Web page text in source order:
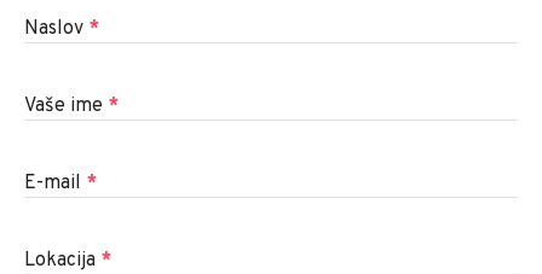
Naslov *
Vaše ime *
E-mail *
Lokacija *